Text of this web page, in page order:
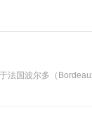
法国波尔多（